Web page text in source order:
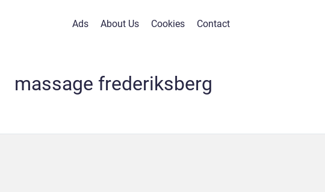
Ads About Us Cookies Contact
massage frederiksberg